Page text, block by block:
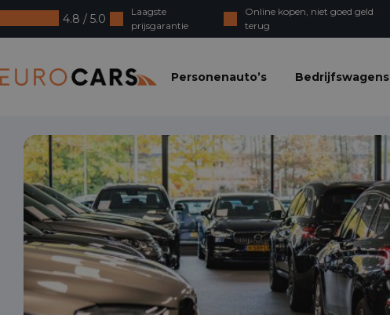
4.8 / 5.0
Laagste
prijsgarantie
Online kopen, niet goed geld
terug
Personenauto’s
Bedrijfswagens